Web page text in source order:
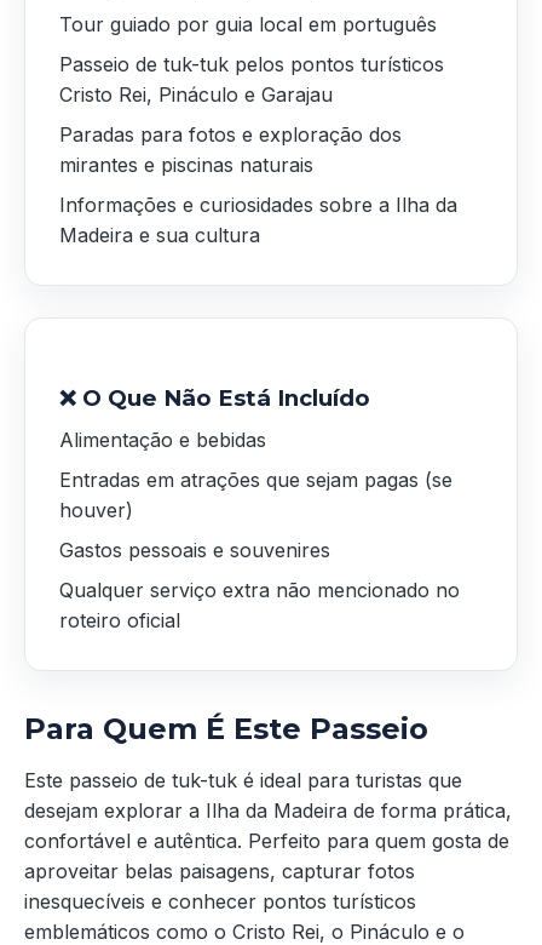
Tour guiado por guia local em português
Passeio de tuk-tuk pelos pontos turísticos
Cristo Rei, Pináculo e Garajau
Paradas para fotos e exploração dos
mirantes e piscinas naturais
Informações e curiosidades sobre a Ilha da
Madeira e sua cultura
❌ O Que Não Está Incluído
Alimentação e bebidas
Entradas em atrações que sejam pagas (se
houver)
Gastos pessoais e souvenires
Qualquer serviço extra não mencionado no
roteiro oficial
Para Quem É Este Passeio
Este passeio de tuk-tuk é ideal para turistas que
desejam explorar a Ilha da Madeira de forma prática,
confortável e autêntica. Perfeito para quem gosta de
aproveitar belas paisagens, capturar fotos
inesquecíveis e conhecer pontos turísticos
emblemáticos como o Cristo Rei, o Pináculo e o